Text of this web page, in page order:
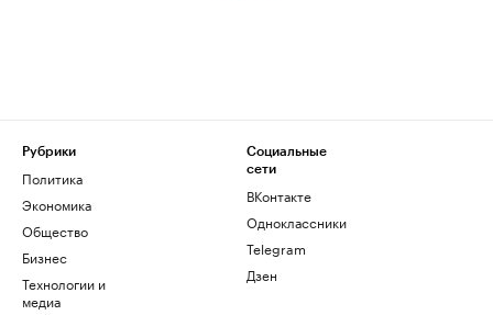
Рубрики
Политика
Экономика
Общество
Бизнес
Технологии и
медиа
Социальные
сети
ВКонтакте
Одноклассники
Telegram
Дзен